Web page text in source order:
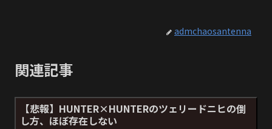
admchaosantenna
関連記事
【悲報】HUNTER×HUNTERのツェリードニヒの倒
し方、ほぼ存在しない